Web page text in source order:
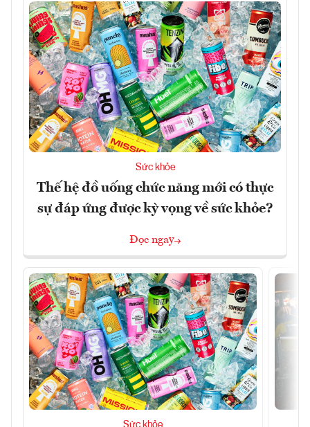
Sức khỏe
Thế hệ đồ uống chức năng mới có thực
sự đáp ứng được kỳ vọng về sức khỏe?
Đọc ngay
Sức khỏe